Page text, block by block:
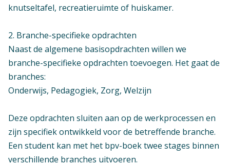
knutseltafel, recreatieruimte of huiskamer.
2. Branche-specifieke opdrachten
Naast de algemene basisopdrachten willen we
branche-specifieke opdrachten toevoegen. Het gaat de
branches:
Onderwijs, Pedagogiek, Zorg, Welzijn
Deze opdrachten sluiten aan op de werkprocessen en
zijn specifiek ontwikkeld voor de betreffende branche.
Een student kan met het bpv-boek twee stages binnen
verschillende branches uitvoeren.